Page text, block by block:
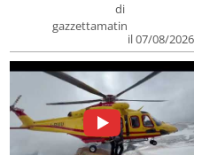
di
gazzettamatin
il 07/08/2026